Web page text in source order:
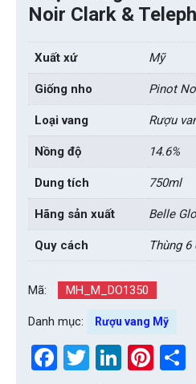
Noir Clark &
Xuất xứ Mỹ
Giống nho Pinot
Loại vang Rượu
Nồng độ 14.6%
Dung tích 750ml
Hãng sản xuất Belle
Quy cách Thùng 6
Mã: MH_M_DO1350
Danh mục: Rượu vang Mỹ
Facebook
Twitter